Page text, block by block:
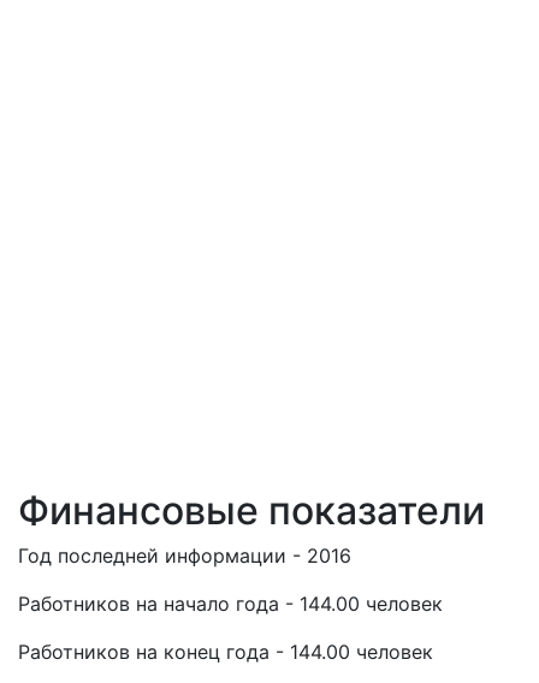
Финансовые показатели
Год последней информации - 2016
Работников на начало года - 144.00 человек
Работников на конец года - 144.00 человек